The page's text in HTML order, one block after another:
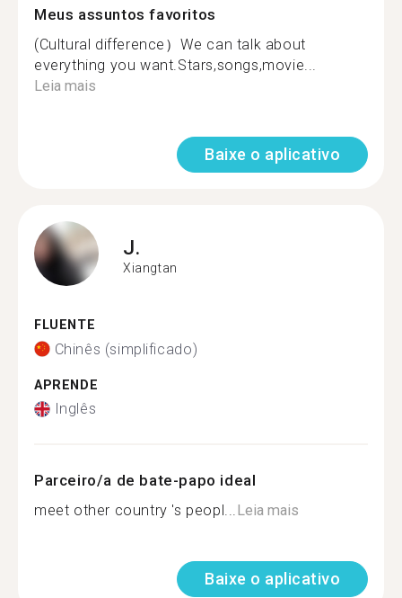
Meus assuntos favoritos
(Cultural difference）We can talk about
everything you want.Stars,songs,movie...
Leia mais
Baixe o aplicativo
J.
Xiangtan
FLUENTE
Chinês (simplificado)
APRENDE
Inglês
Parceiro/a de bate-papo ideal
meet other country 's peopl...Leia mais
Baixe o aplicativo